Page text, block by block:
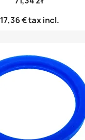
17,36 €tax incl.